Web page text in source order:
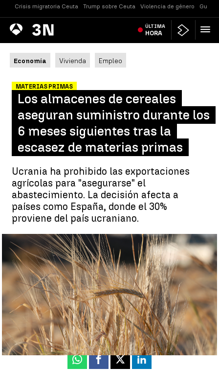
Crisis migratoria Ceuta Trump sobre Ceuta Violencia de género
Antena
3 Noticias ÚLTIMA
HORA
Economía Vivienda Empleo
MATERIAS PRIMAS
Los almacenes de cereales
aseguran suministro durante los
6 meses siguientes tras la
escasez de materias primas
Ucrania ha prohibido las exportaciones
agrícolas para "asegurarse" el
abastecimiento. La decisión afecta a
países como España, donde el 30%
proviene del país ucraniano.
Los almacenes de cereales aseguran suministro durante los 6
meses siguientes tras la escasez de materias primas |EFE
Neila Gallego
Publicado:15 de marzo de 2022, 17:42
Whatsapp
Facebook
X Linkedin